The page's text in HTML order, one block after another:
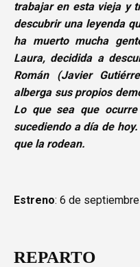
trabajar en esta vieja y
descubrir una leyenda
ha muerto mucha
Laura, decidida a
Román (Javier
alberga sus propios
Lo que sea que
sucediendo a día de
que la rodean.
Estreno: 6 de
REPARTO